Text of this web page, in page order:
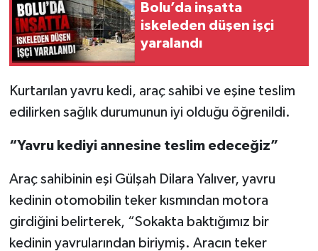
Bolu’da inşatta
iskeleden düşen işçi
yaralandı
Kurtarılan yavru kedi, araç sahibi ve eşine teslim
edilirken sağlık durumunun iyi olduğu öğrenildi.
“Yavru kediyi annesine teslim edeceğiz”
Araç sahibinin eşi Gülşah Dilara Yalıver, yavru
kedinin otomobilin teker kısmından motora
girdiğini belirterek, “Sokakta baktığımız bir
kedinin yavrularından biriymiş. Aracın teker